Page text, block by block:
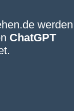
werden
ChatGPT